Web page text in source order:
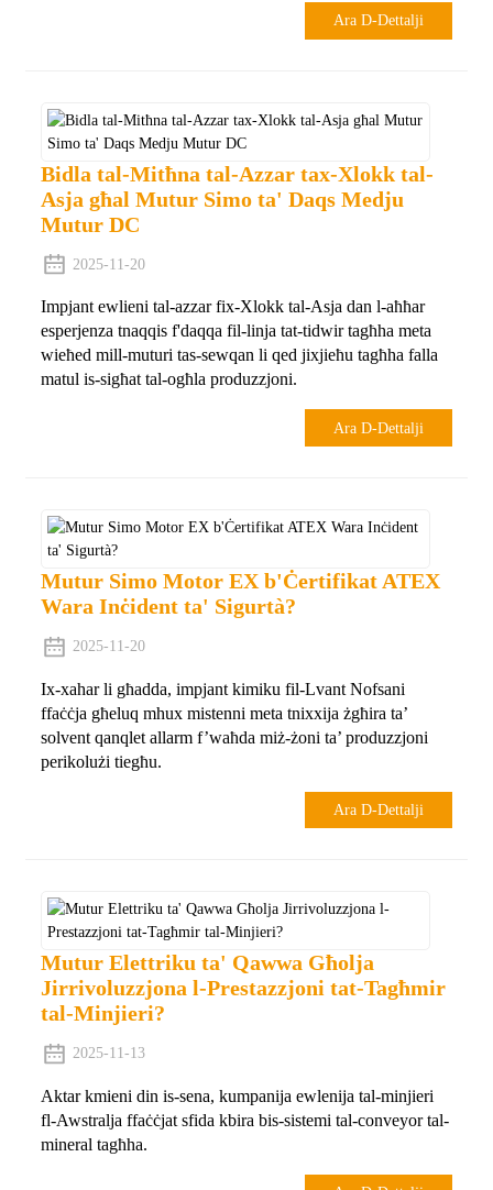
Ara D-Dettalji
Bidla tal-Mitħna tal-Azzar tax-Xlokk tal-
Asja għal Mutur Simo ta' Daqs Medju
Mutur DC
2025-11-20
Impjant ewlieni tal-azzar fix-Xlokk tal-Asja dan l-aħħar
esperjenza tnaqqis f'daqqa fil-linja tat-tidwir tagħha meta
wieħed mill-muturi tas-sewqan li qed jixjieħu tagħha falla
matul is-sigħat tal-ogħla produzzjoni.
Ara D-Dettalji
Mutur Simo Motor EX b'Ċertifikat ATEX
Wara Inċident ta' Sigurtà?
2025-11-20
Ix-xahar li għadda, impjant kimiku fil-Lvant Nofsani
ffaċċja għeluq mhux mistenni meta tnixxija żgħira ta’
solvent qanqlet allarm f’waħda miż-żoni ta’ produzzjoni
perikolużi tiegħu.
Ara D-Dettalji
Mutur Elettriku ta' Qawwa Għolja
Jirrivoluzzjona l-Prestazzjoni tat-Tagħmir
tal-Minjieri?
2025-11-13
Aktar kmieni din is-sena, kumpanija ewlenija tal-minjieri
fl-Awstralja ffaċċjat sfida kbira bis-sistemi tal-conveyor tal-
mineral tagħha.